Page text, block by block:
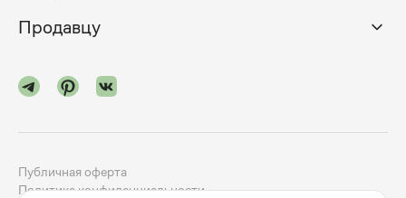
Продавцу
Публичная оферта
Политика конфиденциальности